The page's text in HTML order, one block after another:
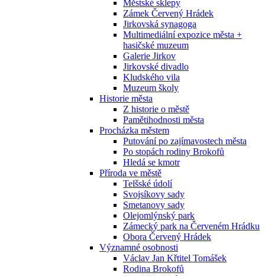
Městské sklepy
Zámek Červený Hrádek
Jirkovská synagoga
Multimediální expozice města +
hasičské muzeum
Galerie Jirkov
Jirkovské divadlo
Kludského vila
Muzeum školy
Historie města
Z historie o městě
Pamětihodnosti města
Procházka městem
Putování po zajímavostech města
Po stopách rodiny Brokofů
Hledá se kmotr
Příroda ve městě
Telšské údolí
Svojsíkovy sady
Smetanovy sady
Olejomlýnský park
Zámecký park na Červeném Hrádku
Obora Červený Hrádek
Významné osobnosti
Václav Jan Křtitel Tomášek
Rodina Brokofů